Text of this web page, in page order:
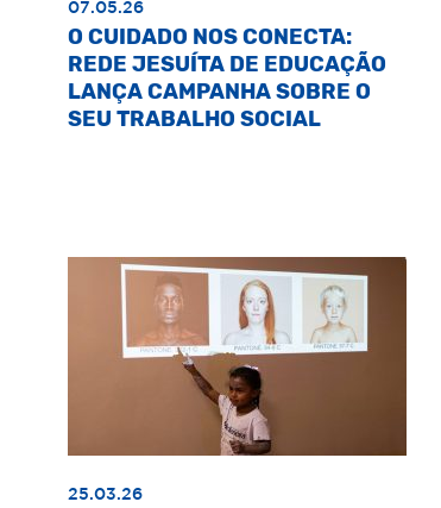
07.05.26
O CUIDADO NOS CONECTA:
REDE JESUÍTA DE EDUCAÇÃO
LANÇA CAMPANHA SOBRE O
SEU TRABALHO SOCIAL
25.03.26